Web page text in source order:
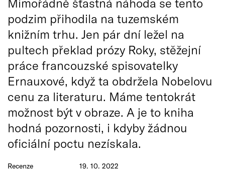
Recenze
19. 10. 2022
podzim přihodila na tuzemském
knižním trhu. Jen pár dní ležel na
pultech překlad prózy Roky, stěžejní
práce francouzské spisovatelky
Ernauxové, když ta obdržela Nobelovu
cenu za literaturu. Máme tentokrát
možnost být v obraze. A je to kniha
hodná pozornosti, i kdyby žádnou
oficiální poctu nezískala.